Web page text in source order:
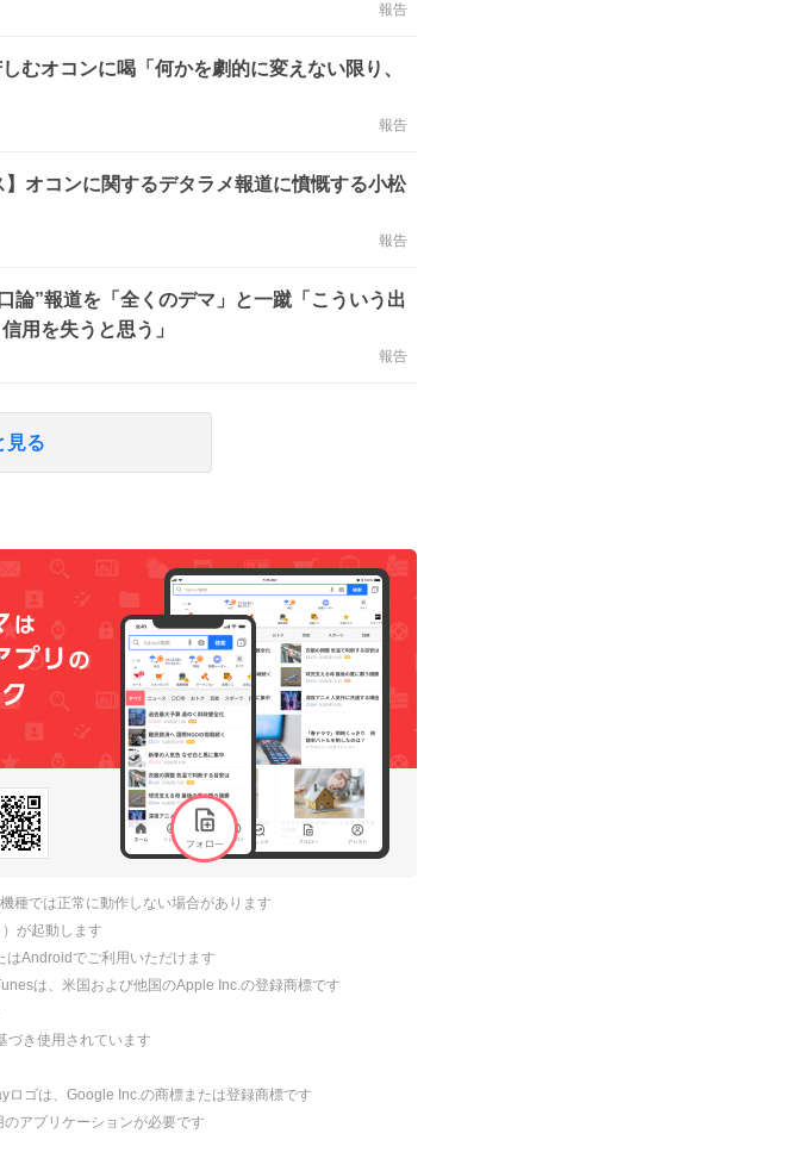
報告
むオコンに喝「何かを劇的に変えない限り、
報告
】オコンに関するデタラメ報道に憤慨する小松
報告
論”報道を「全くのデマ」と一蹴「こういう出
用を失うと思う」
報告
見る
種では正常に動作しない場合があります
が起動します
Androidでご利用いただけます
は、米国および他国のApple Inc.の登録商標です
づき使用されています
ゴは、Google Inc.の商標または登録商標です
アプリケーションが必要です